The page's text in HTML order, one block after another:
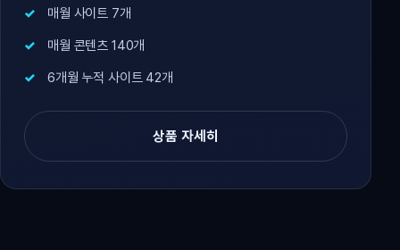
매월 사이트 7개
매월 콘텐츠 140개
6개월 누적 사이트 42개
상품 자세히